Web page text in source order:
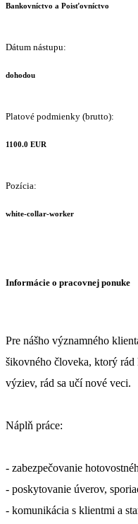
Bankovníctvo a Poisťovníctvo
Dátum nástupu:
dohodou
Platové podmienky (brutto):
1100.0 EUR
Pozícia:
white-collar-worker
Informácie o pracovnej ponuke
Pre nášho významného
šikovného človeka, ktorý
výziev, rád sa učí nové veci.
Náplň práce:
- zabezpečovanie
- poskytovanie úverov,
- komunikácia s klientmi a